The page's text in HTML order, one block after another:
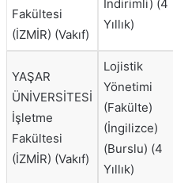
Fakültesi
(İZMİR) (Vakıf)
İndirimli) (4
Yıllık)
YAŞAR
ÜNİVERSİTESİ
İşletme
Fakültesi
(İZMİR) (Vakıf)
Lojistik
Yönetimi
(Fakülte)
(İngilizce)
(Burslu) (4
Yıllık)